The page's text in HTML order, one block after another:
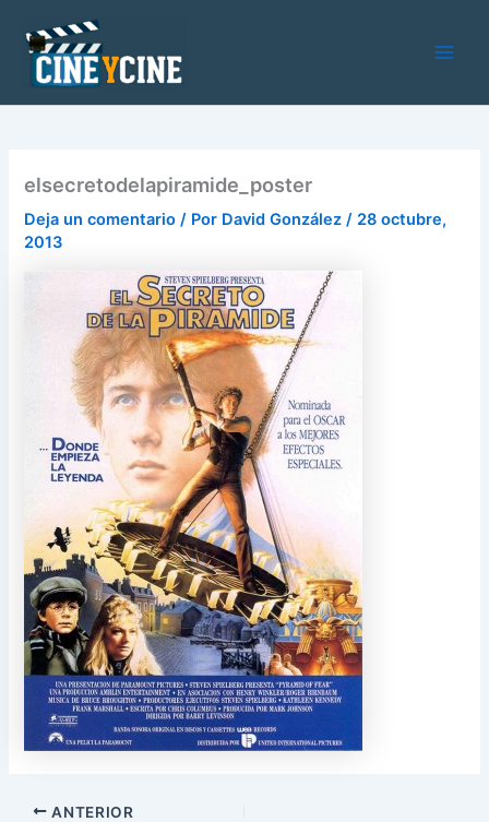
contenido
elsecretodelapiramide_poster
Deja un comentario / Por David González/ 28 octubre,
2013
ANTERIOR